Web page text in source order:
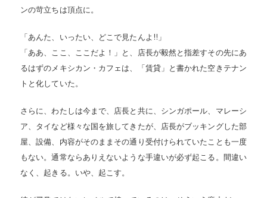
ンの苛立ちは頂点に。
「あんた、いったい、どこで見たんよ!!」
「ああ、ここ、ここだよ！」と、店長が毅然と指差すその先にあ
るはずのメキシカン・カフェは、「賃貸」と書かれた空きテナン
トと化していた。
さらに、わたしは今まで、店長と共に、シンガポール、マレーシ
ア、タイなど様々な国を旅してきたが、店長がブッキングした部
屋、設備、内容がそのままその通り受付けられていたことも一度
もない。通常ならありえないような手違いが必ず起こる。間違い
なく、起きる。いや、起こす。